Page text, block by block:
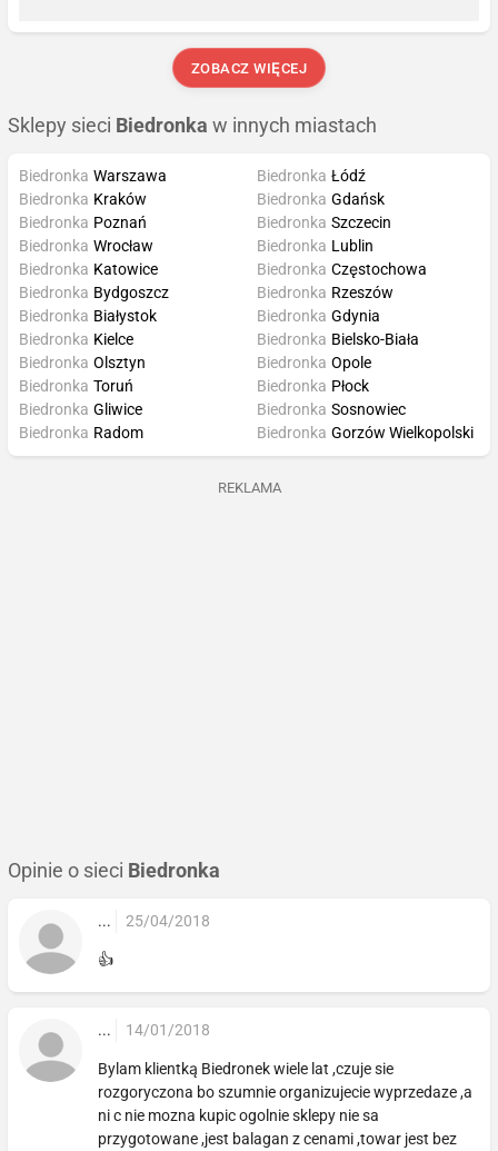
ZOBACZ WIĘCEJ
Sklepy sieci Biedronka w innych miastach
Biedronka Warszawa
Biedronka Kraków
Biedronka Poznań
Biedronka Wrocław
Biedronka Łódź
Biedronka Gdańsk
Biedronka Szczecin
Biedronka Lublin
Biedronka Katowice
Biedronka Bydgoszcz
Biedronka Białystok
Biedronka Kielce
Biedronka Częstochowa
Biedronka Rzeszów
Biedronka Gdynia
Biedronka Bielsko-Biała
Biedronka Olsztyn
Biedronka Toruń
Biedronka Gliwice
Biedronka Radom
Biedronka Opole
Biedronka Płock
Biedronka Sosnowiec
Biedronka Gorzów Wielkopolski
REKLAMA
Opinie o sieci Biedronka
... 25/04/2018
👍
... 14/01/2018
Bylam klientką Biedronek wiele lat ,czuje sie
rozgoryczona bo szumnie organizujecie wyprzedaze ,a
ni c nie mozna kupic ogolnie sklepy nie sa
przygotowane ,jest balagan z cenami ,towar jest bez